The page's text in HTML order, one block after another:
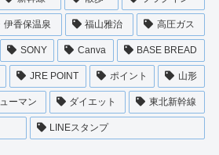
伊香保温泉 福山雅治 高圧ガス
SONY Canva BASE BREAD
JRE POINT ポイント 山形
ーマン ダイエット 東北新幹線
LINEスタンプ